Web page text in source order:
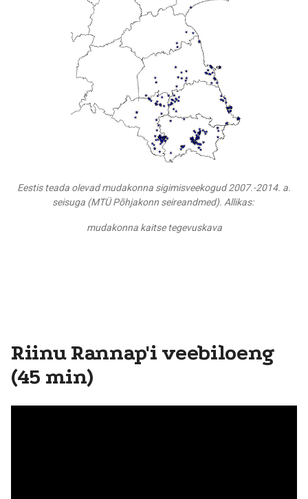
Eestis teada olevad mudakonna sigimisveekogud 2007.-2014. a.
seisuga (MTÜ Põhjakonn seireandmed). Allikas:
mudakonna kaitse tegevuskava
Riinu Rannap'i veebiloeng
(45 min)